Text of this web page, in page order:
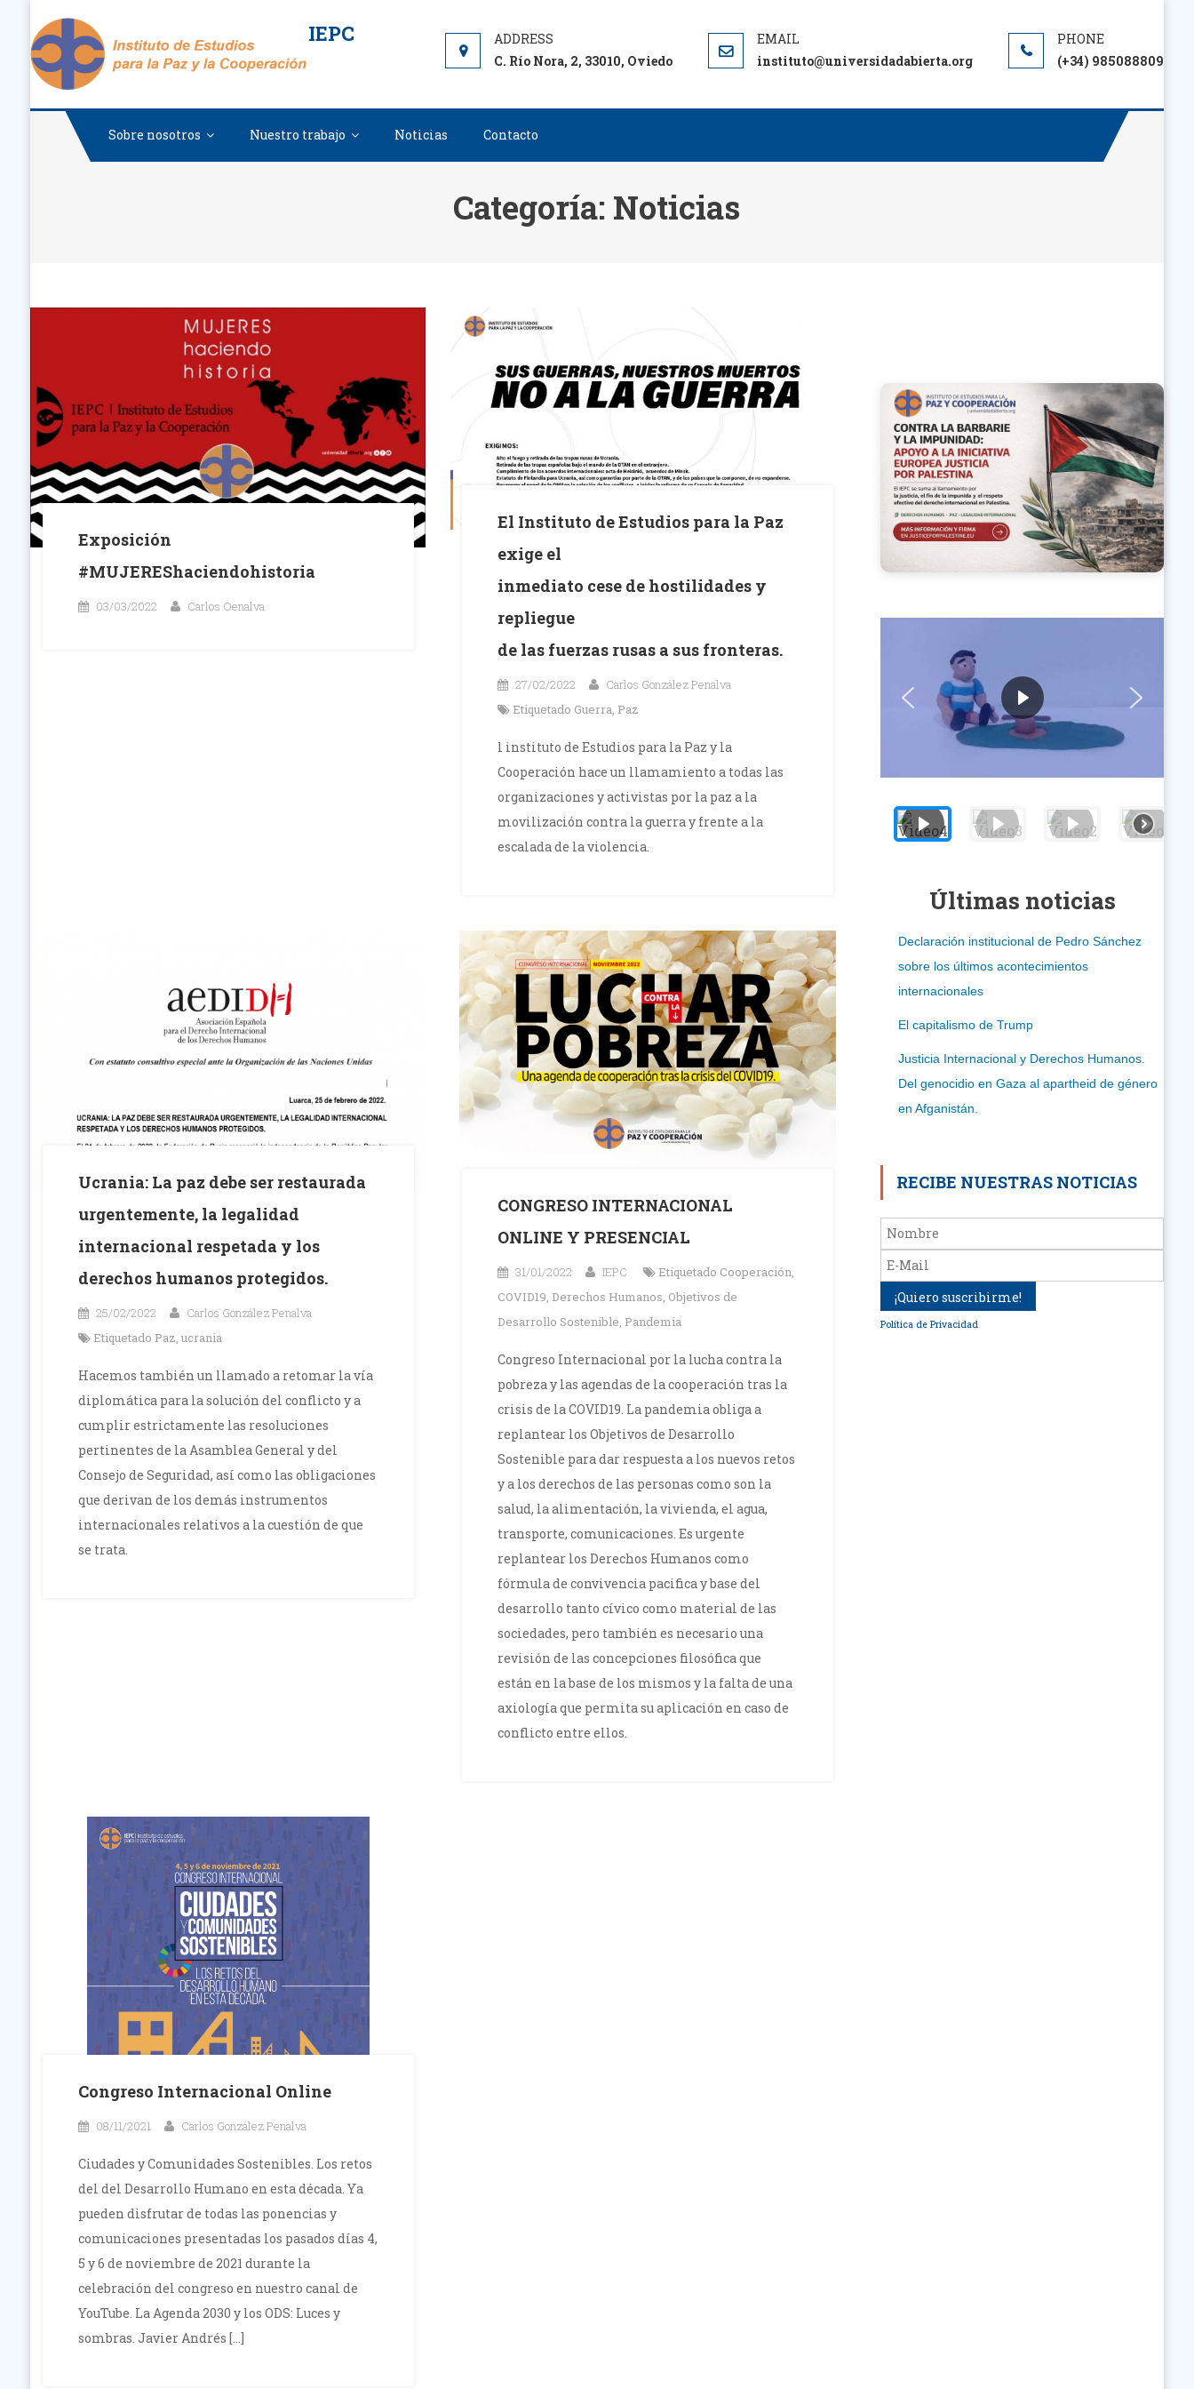
al
contenido
IEPC
C. Río Nora, 2, 33010, Oviedo instituto@universidadabierta.org (+34) 985088809
Sobre nosotros Nuestro trabajo Noticias Contacto
Categoría: Noticias
Exposición
#MUJEREShaciendohistoria
03/03/2022 Carlos Oenalva
El Instituto de Estudios para la Paz
exige el
inmediato cese de hostilidades y
repliegue
de las fuerzas rusas a sus fronteras.
27/02/2022
Carlos González Penalva
Etiquetado Guerra, Paz
l instituto de Estudios para la Paz y la
Cooperación hace un llamamiento a todas las
organizaciones y activistas por la paz a la
movilización contra la guerra y frente a la
escalada de la violencia.
Ucrania: La paz debe ser restaurada
urgentemente, la legalidad
internacional respetada y los
derechos humanos protegidos.
25/02/2022
Carlos González Penalva
Etiquetado Paz, ucrania
Hacemos también un llamado a retomar la vía
diplomática para la solución del conflicto y a
cumplir estrictamente las resoluciones
pertinentes de la Asamblea General y del
Consejo de Seguridad, así como las obligaciones
que derivan de los demás instrumentos
internacionales relativos a la cuestión de que
se trata.
CONGRESO INTERNACIONAL
ONLINE Y PRESENCIAL
31/01/2022 IEPC Etiquetado Cooperación,
COVID19, Derechos Humanos, Objetivos de
Desarrollo Sostenible, Pandemia
Congreso Internacional por la lucha contra la
pobreza y las agendas de la cooperación tras la
crisis de la COVID19. La pandemia obliga a
replantear los Objetivos de Desarrollo
Sostenible para dar respuesta a los nuevos retos
y a los derechos de las personas como son la
salud, la alimentación, la vivienda, el agua,
transporte, comunicaciones. Es urgente
replantear los Derechos Humanos como
fórmula de convivencia pacifica y base del
desarrollo tanto cívico como material de las
sociedades, pero también es necesario una
revisión de las concepciones filosófica que
están en la base de los mismos y la falta de una
axiología que permita su aplicación en caso de
conflicto entre ellos.
Congreso Internacional Online
08/11/2021 Carlos González Penalva
Ciudades y Comunidades Sostenibles. Los retos
del del Desarrollo Humano en esta década. Ya
pueden disfrutar de todas las ponencias y
comunicaciones presentadas los pasados días 4,
5 y 6 de noviembre de 2021 durante la
celebración del congreso en nuestro canal de
YouTube. La Agenda 2030 y los ODS: Luces y
sombras. Javier Andrés […]
Últimas noticias
Declaración institucional de Pedro Sánchez
sobre los últimos acontecimientos
internacionales
El capitalismo de Trump
Justicia Internacional y Derechos Humanos.
Del genocidio en Gaza al apartheid de género
en Afganistán.
RECIBE NUESTRAS NOTICIAS
Política de Privacidad